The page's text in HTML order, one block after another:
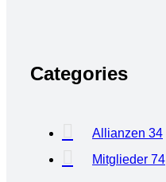
Categories
Allianzen 34
Mitglieder 74